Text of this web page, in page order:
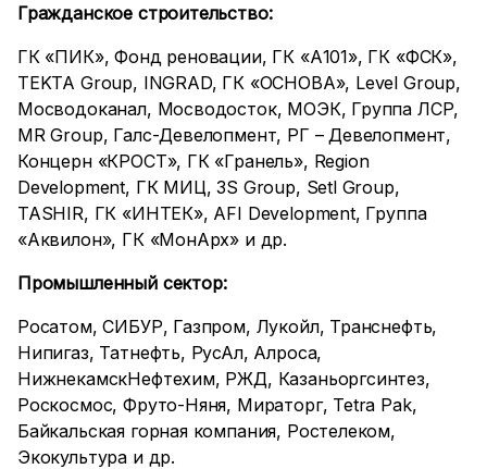
Гражданское строительство:
ГК «ПИК», Фонд реновации, ГК «А101», ГК «ФСК»,
TEKTA Group, INGRAD, ГК «ОСНОВА», Level Group,
Мосводоканал, Мосводосток, МОЭК, Группа ЛСР,
MR Group, Галс-Девелопмент, РГ – Девелопмент,
Концерн «КРОСТ», ГК «Гранель», Region
Development, ГК МИЦ, 3S Group, Setl Group,
TASHIR, ГК «ИНТЕК», AFI Development, Группа
«Аквилон», ГК «МонАрх» и др.
Промышленный сектор:
Росатом, СИБУР, Газпром, Лукойл, Транснефть,
Нипигаз, Татнефть, РусАл, Алроса,
НижнекамскНефтехим, РЖД, Казаньоргсинтез,
Роскосмос, Фруто-Няня, Мираторг, Tetra Pak,
Байкальская горная компания, Ростелеком,
Экокультура и др.